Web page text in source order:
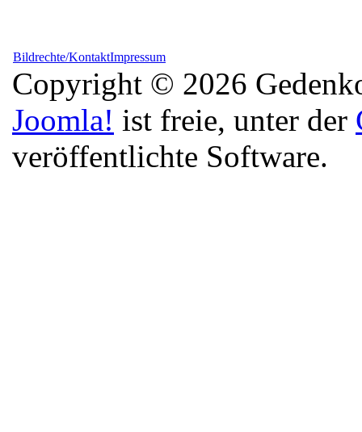
Bildrechte/KontaktImpressum
Copyright © 2026
Joomla! ist freie, unter der
veröffentlichte Software.